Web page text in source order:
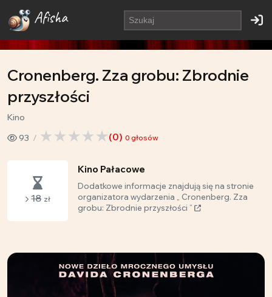
Afisha
Cronenberg. Zza grobu: Zbrodnie
przyszłości
Kino
93
(0) 0 głosów
18 zł
Kino Pałacowe
Dodatkowe informacje znajdują się na stronie
organizatora wydarzenia „ Cronenberg. Zza
grobu: Zbrodnie przyszłości ”